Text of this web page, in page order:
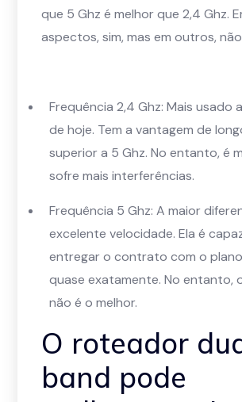
que 5 Ghz é melhor que 2,4 Ghz.
aspectos, sim, mas em outros,
Frequência 2,4 Ghz: Mais usado
de hoje. Tem a vantagem de
superior a 5 Ghz. No entanto, é
sofre mais interferências.
Frequência 5 Ghz: A maior
excelente velocidade. Ela é
entregar o contrato com o
quase exatamente. No entanto,
não é o melhor.
O roteador
band pode